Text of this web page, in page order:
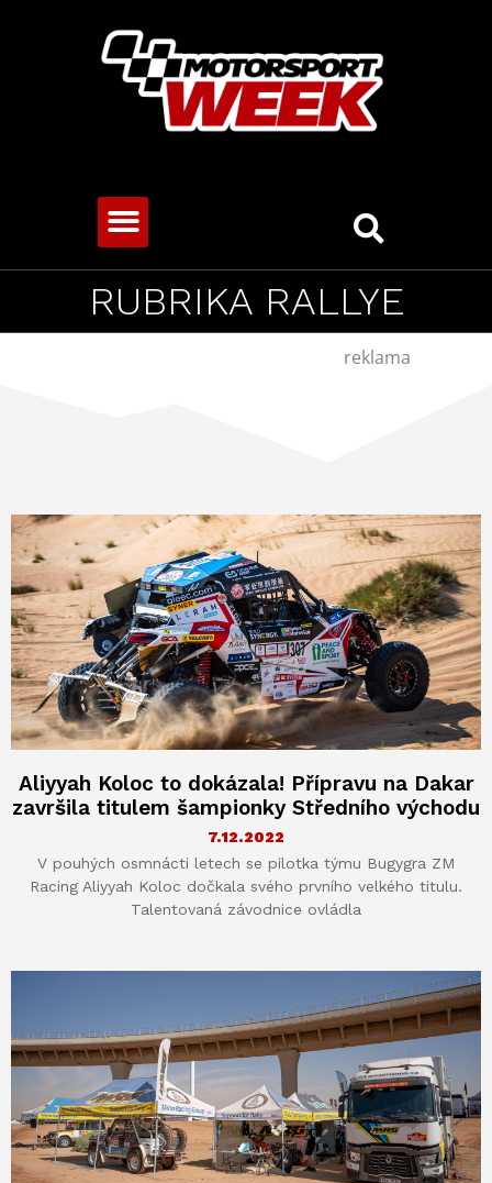
RUBRIKA RALLYE
reklama
Aliyyah Koloc to dokázala! Přípravu na Dakar
završila titulem šampionky Středního východu
7.12.2022
V pouhých osmnácti letech se pilotka týmu Bugygra ZM
Racing Aliyyah Koloc dočkala svého prvního velkého titulu.
Talentovaná závodnice ovládla